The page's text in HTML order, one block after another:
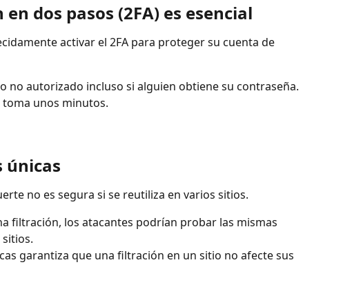
dos pasos (2FA) es esencial
activar el 2FA para proteger su cuenta de
no autorizado incluso si alguien obtiene su contraseña.
unos minutos.
únicas
no es segura si se reutiliza en varios sitios.
filtración, los atacantes podrían probar las mismas
garantiza que una filtración en un sitio no afecte sus